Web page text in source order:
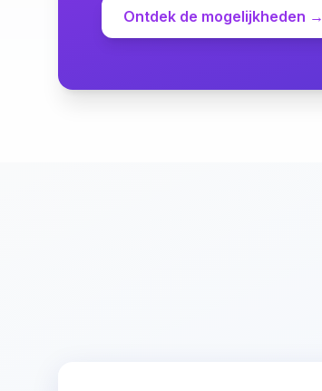
Ontdek de mogelijkheden →